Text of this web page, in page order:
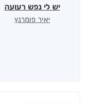
יש לי נפש רעועה
יאיר פומרנץ